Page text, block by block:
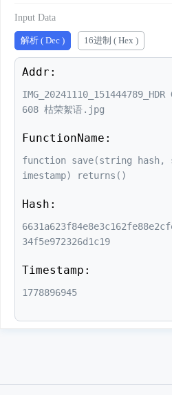
Input Data
Addr:
608 枯荣絮语.jpg
FunctionName:
function save(string
imestamp) returns()
Hash:
34f5e972326d1c19
Timestamp:
1778896945
解析 ( Dec ) 16进制 ( Hex )